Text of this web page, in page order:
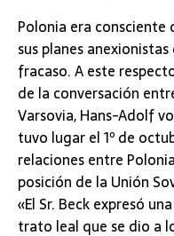
Polonia era consciente
sus planes
fracaso. A este
de la conversación
Varsovia, Hans-Adolf
tuvo lugar el 1º de
relaciones entre
posición de la Unión
«El Sr. Beck expresó
trato leal que se dio a